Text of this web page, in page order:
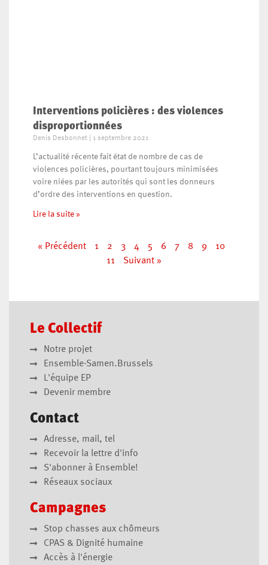
Interventions policières : des violences
disproportionnées
Denis Desbonnet 1 septembre 2021
L’actualité récente fait état de nombre de cas de
violences policières, pourtant toujours minimisées
voire niées par les autorités qui sont les donneurs
d’ordre des interventions en question.
Lire la suite »
« Précédent 1 2 3 4 5 6 7 8 9
10
11
Suivant »
Le Collectif
Notre projet
Ensemble-Samen.Brussels
L'équipe EP
Devenir membre
Contact
Adresse, mail, tel
Recevoir la lettre d'info
S'abonner à Ensemble!
Réseaux sociaux
Campagnes
Stop chasses aux chômeurs
CPAS & Dignité humaine
Accès à l'énergie